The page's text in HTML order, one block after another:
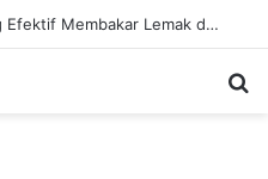
Kardio Outdoor Ringan yang Efektif Membakar Lemak dan Menyegarkan Tubuh Anda